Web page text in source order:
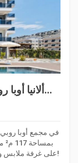
في مجمع أوبا روبي
على غرفة ملابس ومناطق اجتماعية فاخرة، وهو مبنى حديث عمره سنتان!